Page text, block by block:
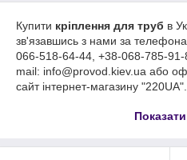
Купити кріплення для труб в
зв'язавшись з нами за
066-518-64-44, +38-068-785-91-
mail: info@provod.kiev.ua або
сайт інтернет-магазину "220UA".
використовувати виключно